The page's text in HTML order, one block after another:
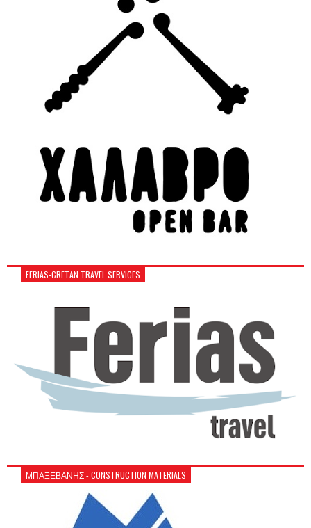
FERIAS-CRETAN TRAVEL SERVICES
ΜΠΑΞΕΒΑΝΗΣ - CONSTRUCTION MATERIALS